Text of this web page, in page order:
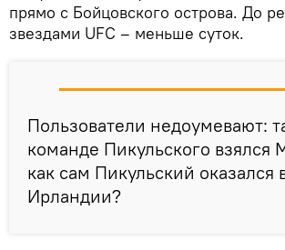
прямо с Бойцовского острова. До
звездами UFC – меньше суток.
Пользователи недоумевают:
команде Пикульского взялся
как сам Пикульский оказался
Ирландии?